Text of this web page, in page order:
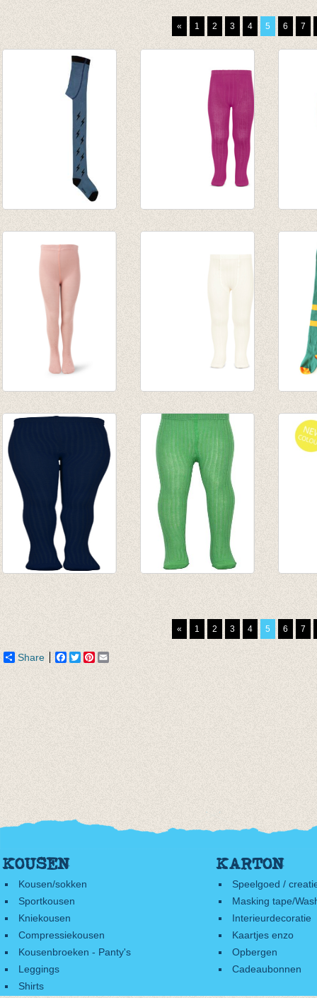
« 1 2 3 4 5 6 7
€ 15,00
Rosa
€ 9,95
fijne rib Cava
van € 12,50
tot € 16,50
groen
€
€
€ 13,95
van €
tot €
« 1 2 3 4 5 6 7
Share Facebook
TwitterPinterest
KOUSEN
Kousen/sokken
Sportkousen
Kniekousen
Compressiekousen
Kousenbroeken - Panty's
Leggings
Shirts
KARTON
Speelgoed /
Masking tape/
Interieurdecoratie
Kaartjes enzo
Opbergen
Cadeaubonnen